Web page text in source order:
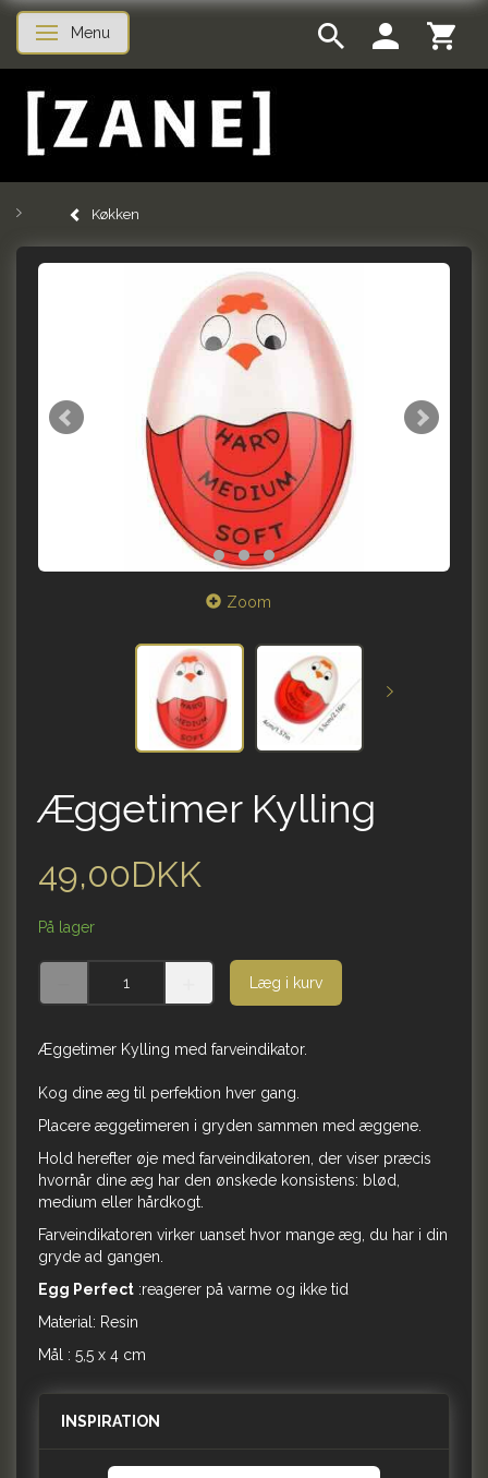
Skifte navigation
Menu
Køkken
Zoom
Æggetimer Kylling
49,00DKK
På lager
Læg i kurv
Æggetimer Kylling med farveindikator.
Kog dine æg til perfektion hver gang.
Placere æggetimeren i gryden sammen med æggene.
Hold herefter øje med farveindikatoren, der viser præcis
hvornår dine æg har den ønskede konsistens: blød,
medium eller hårdkogt.
Farveindikatoren virker uanset hvor mange æg, du har i din
gryde ad gangen.
Egg Perfect :reagerer på varme og ikke tid
Material: Resin
Mål : 5,5 x 4 cm
INSPIRATION